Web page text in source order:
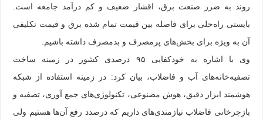
روند به ضرر صنعت برق، اقشار ضعیف و کم درآمد جامعه است.
بایستی راه‌حلی برای فاصله بین قیمت تمام شده برق و قیمت تکلیفی
آن به ویژه برای بخش‌های پرمصرف و بدمصرف داشته باشیم.
وی با اشاره به خودکفایی ۹۵ درصدی کشور در زمینه ساخت
تصفیه‌خانه‌های آب و فاضلاب، بیان کرد: در زمینه استفاده از شبکه
هوشمند ابزار دقیق، هوش مصنوعی، تکنولوژی‌های جمع آوری، تصفیه و
بازچرخانی فاضلاب نیازمندی‌های داریم که درصدد رفع آن‌ها هستیم ولی